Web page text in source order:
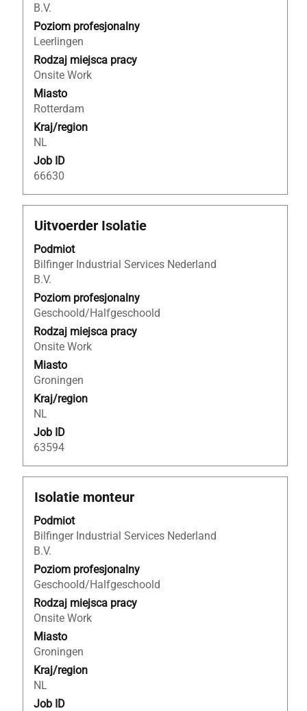
B.V.
Poziom profesjonalny
Leerlingen
Rodzaj miejsca pracy
Onsite Work
Miasto
Rotterdam
Kraj/region
NL
Job ID
66630
wyświetlić
pełną
treść
danych
oferty
pracy.
Tytuł
Uitvoerder Isolatie
Podmiot
Bilfinger Industrial Services Nederland
B.V.
Poziom profesjonalny
Geschoold/Halfgeschoold
Rodzaj miejsca pracy
Onsite Work
Miasto
Groningen
Kraj/region
NL
Job ID
63594
Zaznacz
pomocą
spacji,
aby
wyświetlić
pełną
treść
danych
oferty
pracy.
Tytuł
Isolatie monteur
Podmiot
Bilfinger Industrial Services Nederland
B.V.
Poziom profesjonalny
Geschoold/Halfgeschoold
Rodzaj miejsca pracy
Onsite Work
Miasto
Groningen
Kraj/region
NL
Job ID
Zaznacz
pomocą
spacji,
aby
wyświetlić
pełną
treść
danych
oferty
pracy.